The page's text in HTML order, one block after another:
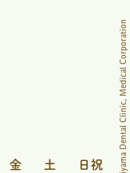
金 土 日祝 © 2025 Moriyama Dental Clinic, Medical Corporation